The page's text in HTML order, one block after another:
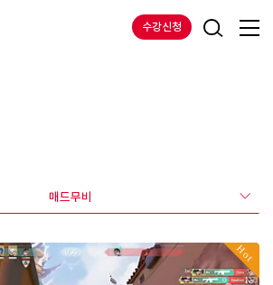
수강신청
매드무비
Hot